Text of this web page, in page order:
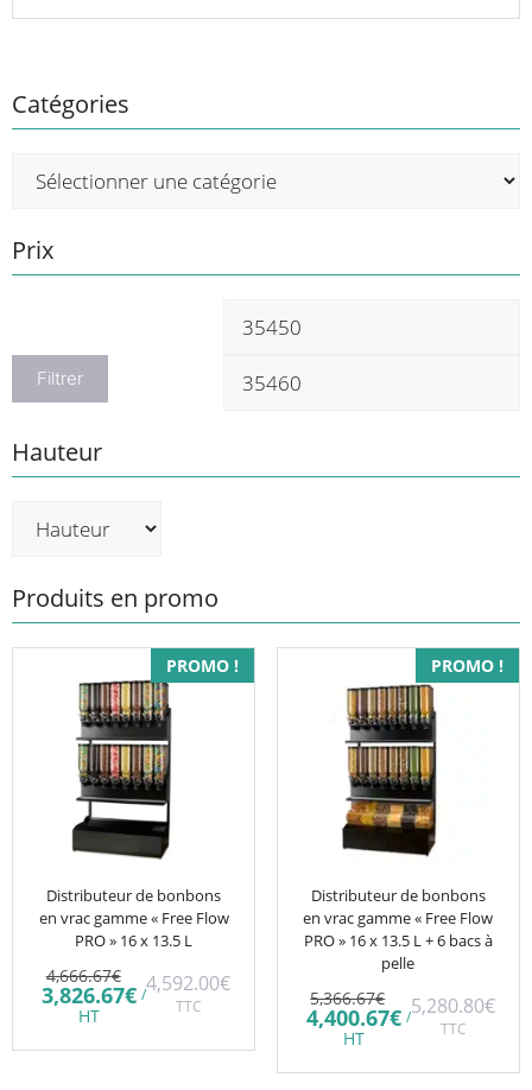
Catégories
Prix
Prix
Filtrer
Hauteur
Produits en promo
PROMO !
Distributeur de bonbons
en vrac gamme « Free Flow
PRO » 16 x 13.5 L
4,666.67€ Le
prix
initial
4,666.67€.
3,826.67€Le
est :
HT
/4,592.00€
TTC
PROMO !
Distributeur de bonbons
en vrac gamme « Free Flow
PRO » 16 x 13.5 L + 6 bacs à
pelle
5,366.67€ Le
prix
initial
5,366.67€.
4,400.67€Le
est :
HT
/5,280.80€
TTC